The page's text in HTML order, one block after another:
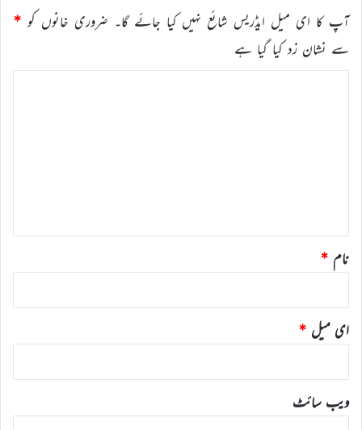
آپ کا ای میل ایڈریس شائع نہیں کیا جائے گا۔ ضروری خانوں کو *
سے نشان زد کیا گیا ہے
نام *
ای میل *
ویب‌ سائٹ